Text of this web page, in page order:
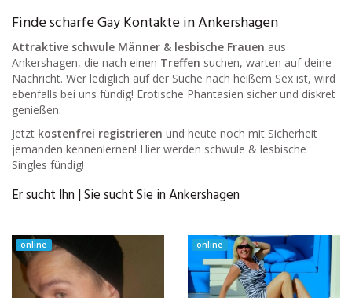
Finde scharfe Gay Kontakte in Ankershagen
Attraktive schwule Männer & lesbische Frauen aus
Ankershagen, die nach einen Treffen suchen, warten auf deine
Nachricht. Wer lediglich auf der Suche nach heißem Sex ist, wird
ebenfalls bei uns fündig! Erotische Phantasien sicher und diskret
genießen.
Jetzt kostenfrei registrieren und heute noch mit Sicherheit
jemanden kennenlernen! Hier werden schwule & lesbische
Singles fündig!
Er sucht Ihn | Sie sucht Sie in Ankershagen
online online